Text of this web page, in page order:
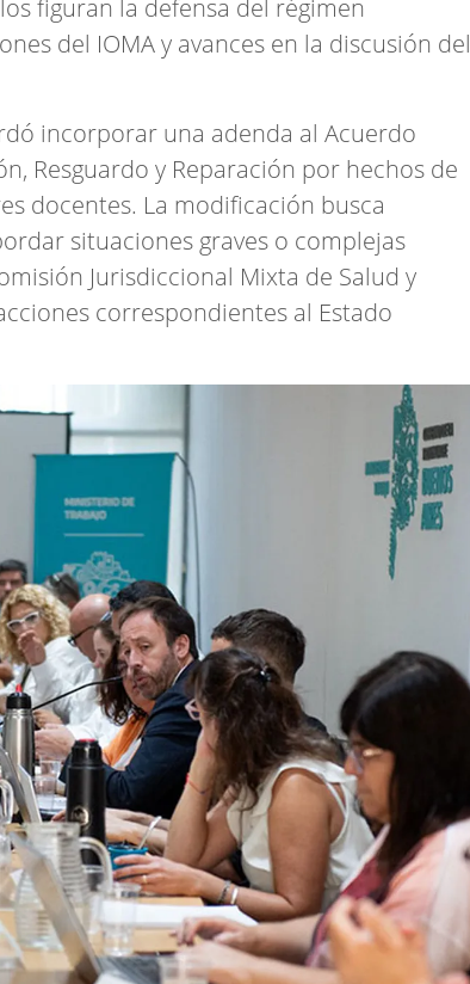
figuran la defensa del régimen
del IOMA y avances en la discusión del
incorporar una adenda al Acuerdo
Resguardo y Reparación por hechos de
docentes. La modificación busca
situaciones graves o complejas
Jurisdiccional Mixta de Salud y
correspondientes al Estado